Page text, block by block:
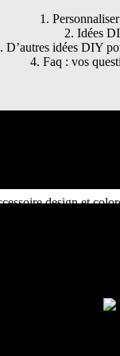
1.
2. Idées
D’autres idées DIY
4. Faq : vos
design et
J’utilise